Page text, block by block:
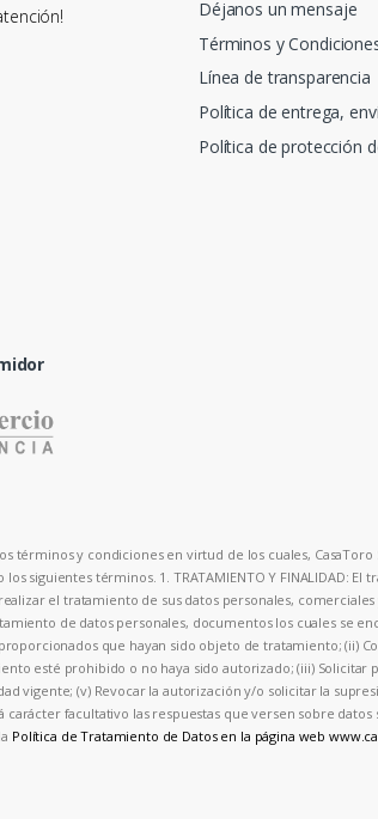
Déjanos un mensaje
Términos y
Línea de transparencia
Política de entrega,
Política de protección
términos y condiciones en virtud de los cuales,
siguientes términos. 1. TRATAMIENTO Y
el tratamiento de sus datos personales,
de datos personales, documentos los cuales se
que hayan sido objeto de tratamiento;
esté prohibido o no haya sido autorizado; (iii)
vigente; (v) Revocar la autorización y/o solicitar la
facultativo las respuestas que versen sobre datos
Política de Tratamiento de Datos en la página web